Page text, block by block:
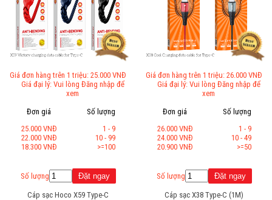
Giá đơn hàng trên 1 triệu: 25.000 VNĐ
Giá đại lý: Vui lòng Đăng nhập để
xem
Đơn giá
25.000 VNĐ
22.000 VNĐ
18.300 VNĐ
Số lượng
1 - 9
10 - 99
>=100
Số lượng
Cáp sạc Hoco X59 Type-C
Giá đơn hàng trên 1 triệu: 26.000 VNĐ
Giá đại lý: Vui lòng Đăng nhập để
xem
Đơn giá
26.000 VNĐ
24.000 VNĐ
20.900 VNĐ
Số lượng
1 - 9
10 - 49
>=50
Số lượng
Cáp sạc X38 Type-C (1M)